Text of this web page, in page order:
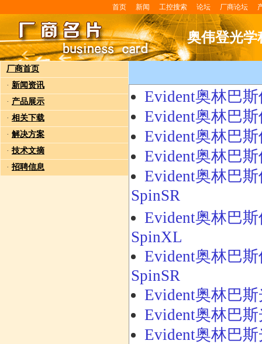
首页 新闻 工控搜索 论坛 厂商论坛
奥伟登光学
厂商首页
· 新闻资讯
· 产品展示
· 相关下载
· 解决方案
· 技术文摘
· 招聘信息
Evident奥林巴
Evident奥林巴斯
Evident奥林巴
Evident奥林巴
Evident奥林巴
SpinSR
Evident奥林巴
SpinXL
Evident奥林巴
SpinSR
Evident奥林巴
Evident奥林巴
Evident奥林巴